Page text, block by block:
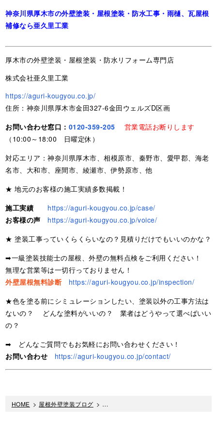
神奈川県厚木市の外壁塗装・屋根塗装・防水工事・雨樋、瓦屋根
補修なら亜久里工業
厚木市の外壁塗装・屋根塗装・防水リフォーム専門店
株式会社亜久里工業
https://aguri-kougyou.co.jp/
住所：神奈川県厚木市金田327-6金田ウェルズD区画
お問い合わせ窓口： 0120-359-205
営業電話お断りします
（10:00～18:00 日曜定休）
対応エリア：神奈川県厚木市、相模原市、秦野市、愛甲郡、海老
名市、大和市、座間市、綾瀬市、伊勢原市、他
★ 地元のお客様の施工実績多数掲載！
施工実績
https://aguri-kougyou.co.jp/case/
お客様の声
https://aguri-kougyou.co.jp/voice/
★ 塗装工事っていくらくらいなの？見積りだけでもいいのかな？
➡一級塗装技能士の屋根、外壁の無料点検をご利用ください！
無理な営業等は一切行っておりません！
外壁屋根無料診断
https://aguri-kougyou.co.jp/inspection/
★色を塗る前にシミュレーションしたい、塗装以外の工事方法は
ないの？ どんな塗料がいいの？ 業者はどうやって選べばいい
の？
➡ どんなご質問でもお気軽にお問い合わせください！
お問い合わせ
https://aguri-kougyou.co.jp/contact/
HOME > 屋根外壁塗装ブログ > 屋根塗装は「下地処理」と「下塗り」が